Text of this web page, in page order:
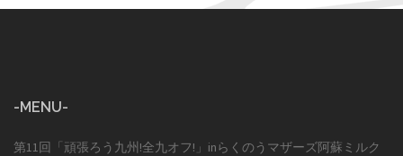
-MENU-
第11回「頑張ろう九州!全九オフ!」inらくのうマザーズ阿蘇ミルク